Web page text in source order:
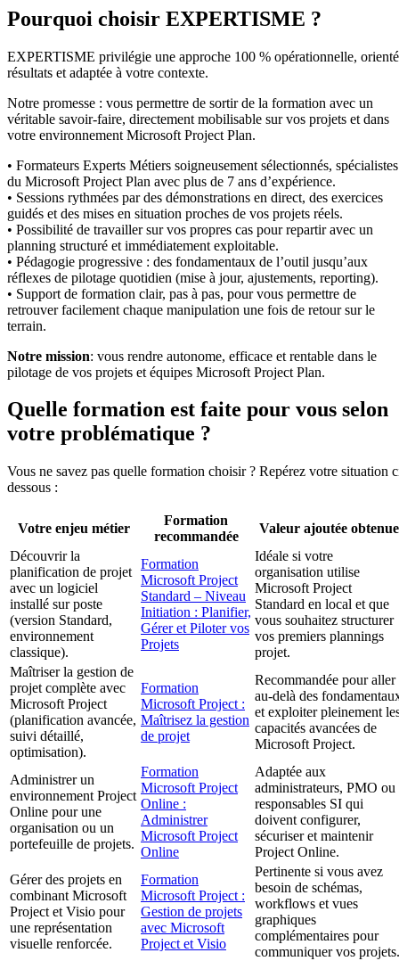
Pourquoi choisir EXPERTISME ?
EXPERTISME privilégie une approche 100 % opérationnelle,
résultats et adaptée à votre contexte.
Notre promesse : vous permettre de sortir de la formation avec un
véritable savoir-faire, directement mobilisable sur vos projets et dans
votre environnement Microsoft Project Plan.
• Formateurs Experts Métiers soigneusement sélectionnés, spécialistes
du Microsoft Project Plan avec plus de 7 ans d’expérience.
• Sessions rythmées par des démonstrations en direct, des exercices
guidés et des mises en situation proches de vos projets réels.
• Possibilité de travailler sur vos propres cas pour repartir avec un
planning structuré et immédiatement exploitable.
• Pédagogie progressive : des fondamentaux de l’outil jusqu’aux
réflexes de pilotage quotidien (mise à jour, ajustements, reporting).
• Support de formation clair, pas à pas, pour vous permettre de
retrouver facilement chaque manipulation une fois de retour sur le
terrain.
Notre mission: vous rendre autonome, efficace et rentable dans le
pilotage de vos projets et équipes Microsoft Project Plan.
Quelle formation est faite pour vous selon
votre problématique ?
Vous ne savez pas quelle formation choisir ? Repérez votre situation
dessous :
Votre enjeu métier
Formation
recommandée
Valeur ajoutée obtenue
Découvrir la
planification de projet
avec un logiciel
installé sur poste
(version Standard,
environnement
classique).
Formation
Microsoft Project
Standard – Niveau
Initiation : Planifier,
Gérer et Piloter vos
Projets
Idéale si votre
organisation utilise
Microsoft Project
Standard en local et que
vous souhaitez structurer
vos premiers plannings
projet.
Maîtriser la gestion de
projet complète avec
Microsoft Project
(planification avancée,
suivi détaillé,
optimisation).
Formation
Microsoft Project :
Maîtrisez la gestion
de projet
Recommandée pour aller
au-delà des
et exploiter pleinement
capacités avancées de
Microsoft Project.
Administrer un
environnement Project
Online pour une
organisation ou un
portefeuille de projets.
Formation
Microsoft Project
Online :
Administrer
Microsoft Project
Online
Adaptée aux
administrateurs, PMO ou
responsables SI qui
doivent configurer,
sécuriser et maintenir
Project Online.
Gérer des projets en
combinant Microsoft
Project et Visio pour
une représentation
visuelle renforcée.
Formation
Microsoft Project :
Gestion de projets
avec Microsoft
Project et Visio
Pertinente si vous avez
besoin de schémas,
workflows et vues
graphiques
complémentaires pour
communiquer vos projets.